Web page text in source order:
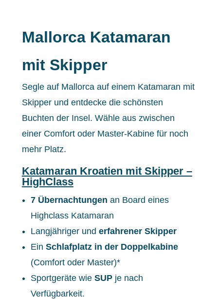
Mallorca Katamaran
mit Skipper
Segle auf Mallorca auf einem Katamaran mit
Skipper und entdecke die schönsten
Buchten der Insel. Wähle aus zwischen
einer Comfort oder Master-Kabine für noch
mehr Platz.
Katamaran Kroatien mit Skipper –
HighClass
7 Übernachtungen an Board eines
Highclass Katamaran
Langjähriger und erfahrener Skipper
Ein Schlafplatz in der Doppelkabine
(Comfort oder Master)*
Sportgeräte wie SUPje nach
Verfügbarkeit.